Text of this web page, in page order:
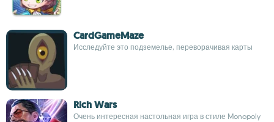
CardGameMaze
Исследуйте это подземелье, переворачивая карты
Rich Wars
Очень интересная настольная игра в стиле Monopoly